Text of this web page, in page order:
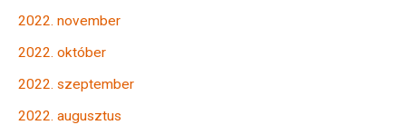
2022. november
2022. október
2022. szeptember
2022. augusztus